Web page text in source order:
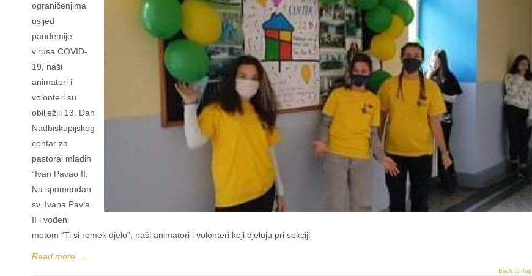
ograničenjima
usljed
pandemije
virusa COVID-
19, naši
animatori i
volonteri su
obilježili 13. Dan
Nadbiskupijskog
centar za
pastoral mladih
“Ivan Pavao II.
Na spomendan
sv. Ivana Pavla
II i vođeni
motom “Ti si remek djelo”, naši animatori i volonteri koji djeluju pri sekciji
Read more →
Back to Top